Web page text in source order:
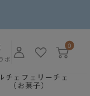
ボ
0
チェフェリーチェ
（お菓子）